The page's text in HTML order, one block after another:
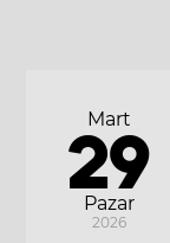
Pazar
Mart
29
2026